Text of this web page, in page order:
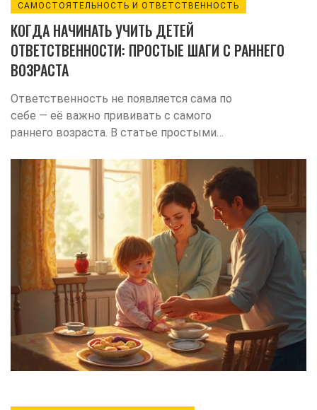
САМОСТОЯТЕЛЬНОСТЬ И ОТВЕТСТВЕННОСТЬ
КОГДА НАЧИНАТЬ УЧИТЬ ДЕТЕЙ
ОТВЕТСТВЕННОСТИ: ПРОСТЫЕ ШАГИ С РАННЕГО
ВОЗРАСТА
Ответственность не появляется сама по
себе — её важно прививать с самого
раннего возраста. В статье простыми
когда и как родители могут начинать
вырабатывать у ребёнка чувство
ответственности. Приведены рабочие
советы, примеры из жизни и
неожиданные факты, которые многим
помогут снизить уровень стресса и
укрепить доверие в семье. Всё
максимально практично и понятно, чтобы
сразу можно было применять в обычной
жизни. Особенно полезно родителям
малышей и дошкольников.